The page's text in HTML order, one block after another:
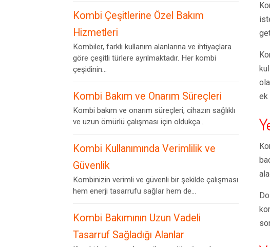
ek
Kombi Çeşitlerine Özel Bakım
Hizmetleri
Kombiler, farklı kullanım alanlarına ve ihtiyaçlara
göre çeşitli türlere ayrılmaktadır. Her kombi
çeşidinin...
Kombi Bakım ve Onarım Süreçleri
Kombi bakım ve onarım süreçleri, cihazın sağlıklı
ve uzun ömürlü çalışması için oldukça...
Kombi Kullanımında Verimlilik ve
Güvenlik
Kombinizin verimli ve güvenli bir şekilde çalışması
hem enerji tasarrufu sağlar hem de...
Kombi Bakımının Uzun Vadeli
Tasarruf Sağladığı Alanlar